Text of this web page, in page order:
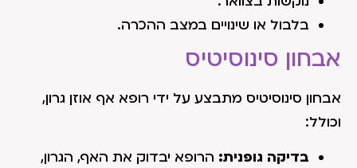
בלבול או שינויים במצב ההכרה.
אבחון סינוסיטיס
אבחון סינוסיטיס מתבצע על ידי רופא אף אוזן גרון,
וכולל:
בדיקה גופנית: הרופא יבדוק את האף, הגרון,